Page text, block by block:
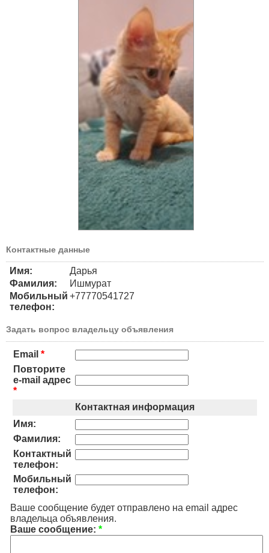
Контактные данные
Имя:
Дарья
Фамилия:
Ишмурат
Мобильный
телефон:
+77770541727
Задать вопрос владельцу объявления
Email *
Повторите
e-mail адрес
*
Контактная информация
Имя:
Фамилия:
Контактный
телефон:
Мобильный
телефон:
Ваше сообщение будет отправлено на email адрес
владельца объявления.
Ваше сообщение: *